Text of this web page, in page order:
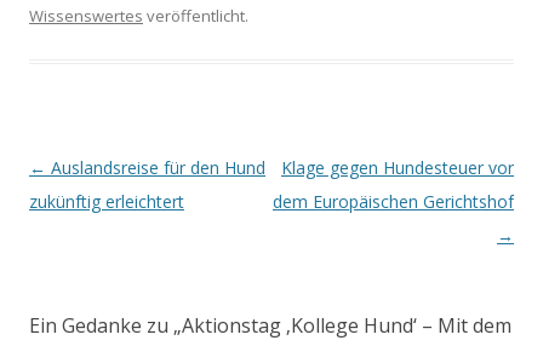
Wissenswertes veröffentlicht.
Beitrags-
Navigation
← Auslandsreise für den Hund
zukünftig erleichtert
Klage gegen Hundesteuer vor
dem Europäischen Gerichtshof
→
Ein Gedanke zu „Aktionstag ‚Kollege Hund‘ – Mit dem